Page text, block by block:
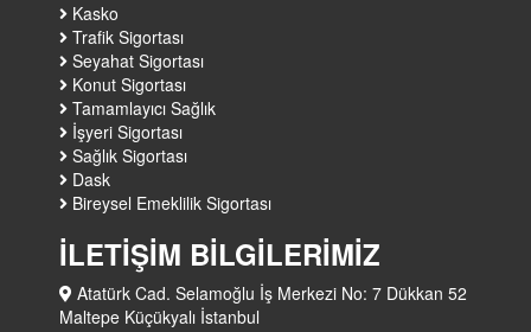
Kasko
Trafik Sigortası
Seyahat Sigortası
Konut Sigortası
Tamamlayıcı Sağlık
İşyeri Sigortası
Sağlık Sigortası
Dask
Bireysel Emeklilik Sigortası
İLETİŞİM BİLGİLERİMİZ
Atatürk Cad. Selamoğlu İş Merkezi No: 7 Dükkan 52
Maltepe Küçükyalı İstanbul